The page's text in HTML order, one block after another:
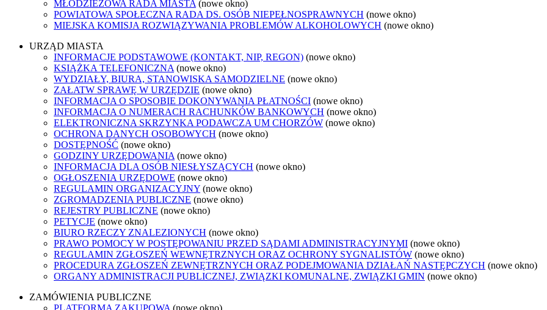
MŁODZIEŻOWA RADA MIASTA (nowe okno)
POWIATOWA SPOŁECZNA RADA DS. OSÓB NIEPEŁNOSPRAWNYCH (nowe okno)
MIEJSKA KOMISJA ROZWIĄZYWANIA PROBLEMÓW ALKOHOLOWYCH (nowe okno)
URZĄD MIASTA
INFORMACJE PODSTAWOWE (KONTAKT, NIP, REGON) (nowe okno)
KSIĄŻKA TELEFONICZNA (nowe okno)
WYDZIAŁY, BIURA, STANOWISKA SAMODZIELNE (nowe okno)
ZAŁATW SPRAWĘ W URZĘDZIE (nowe okno)
INFORMACJA O SPOSOBIE DOKONYWANIA PŁATNOŚCI (nowe okno)
INFORMACJA O NUMERACH RACHUNKÓW BANKOWYCH (nowe okno)
ELEKTRONICZNA SKRZYNKA PODAWCZA UM CHORZÓW (nowe okno)
OCHRONA DANYCH OSOBOWYCH (nowe okno)
DOSTĘPNOŚĆ (nowe okno)
GODZINY URZĘDOWANIA (nowe okno)
INFORMACJA DLA OSÓB NIESŁYSZĄCYCH (nowe okno)
OGŁOSZENIA URZĘDOWE (nowe okno)
REGULAMIN ORGANIZACYJNY (nowe okno)
ZGROMADZENIA PUBLICZNE (nowe okno)
REJESTRY PUBLICZNE (nowe okno)
PETYCJE (nowe okno)
BIURO RZECZY ZNALEZIONYCH (nowe okno)
PRAWO POMOCY W POSTĘPOWANIU PRZED SĄDAMI ADMINISTRACYJNYMI (nowe okno)
REGULAMIN ZGŁOSZEŃ WEWNĘTRZNYCH ORAZ OCHRONY SYGNALISTÓW (nowe okno)
PROCEDURA ZGŁOSZEŃ ZEWNĘTRZNYCH ORAZ PODEJMOWANIA DZIAŁAŃ NASTĘPCZYCH (nowe okno)
ORGANY ADMINISTRACJI PUBLICZNEJ, ZWIĄZKI KOMUNALNE, ZWIĄZKI GMIN (nowe okno)
ZAMÓWIENIA PUBLICZNE
PLATFORMA ZAKUPOWA (nowe okno)